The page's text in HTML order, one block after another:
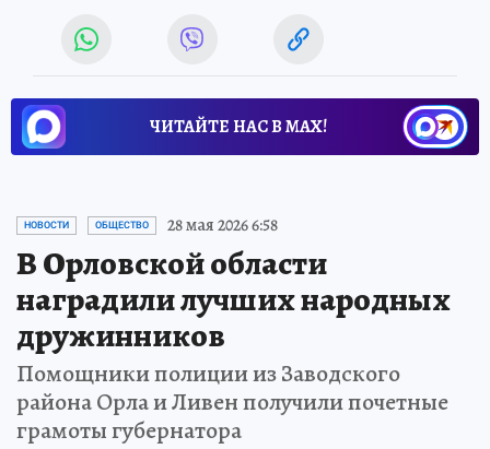
ЧИТАЙТЕ НАС В МАХ!
НОВОСТИ ОБЩЕСТВО 28 мая 2026 6:58
В Орловской области
наградили лучших народных
дружинников
Помощники полиции из Заводского
района Орла и Ливен получили почетные
грамоты губернатора